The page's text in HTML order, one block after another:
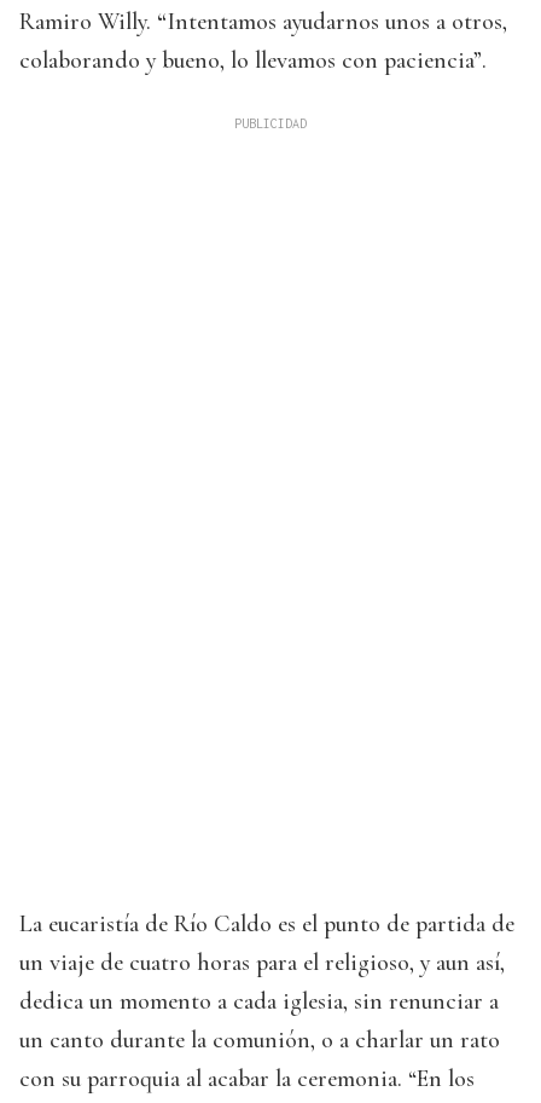
Ramiro Willy. “Intentamos ayudarnos unos a otros,
colaborando y bueno, lo llevamos con paciencia”.
La eucaristía de Río Caldo es el punto de partida de
un viaje de cuatro horas para el religioso, y aun así,
dedica un momento a cada iglesia, sin renunciar a
un canto durante la comunión, o a charlar un rato
con su parroquia al acabar la ceremonia. “En los